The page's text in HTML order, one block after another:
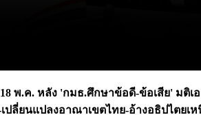
พ.ค. หลัง 'กมธ.ศึกษาข้อดี-ข้อเสีย' มติ
ลี่ยนแปลงอาณาเขตไทย-อ้างอธิปไตยเ